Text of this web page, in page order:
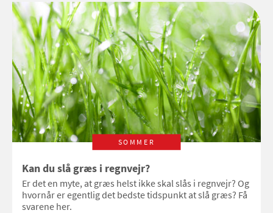
SOMMER
Kan du slå græs i regnvejr?
Er det en myte, at græs helst ikke skal slås i regnvejr? Og
hvornår er egentlig det bedste tidspunkt at slå græs? Få
svarene her.